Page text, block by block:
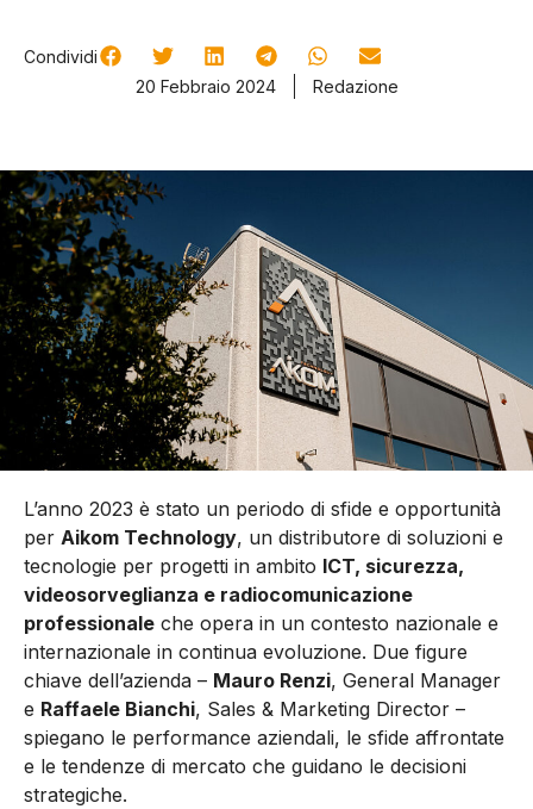
Condividi
20 Febbraio 2024
Redazione
L’anno 2023 è stato un periodo di sfide e opportunità
per Aikom Technology, un distributore di soluzioni e
tecnologie per progetti in ambito ICT, sicurezza,
videosorveglianza e radiocomunicazione
professionale che opera in un contesto nazionale e
internazionale in continua evoluzione. Due figure
chiave dell’azienda – Mauro Renzi, General Manager
e Raffaele Bianchi, Sales & Marketing Director –
spiegano le performance aziendali, le sfide affrontate
e le tendenze di mercato che guidano le decisioni
strategiche.